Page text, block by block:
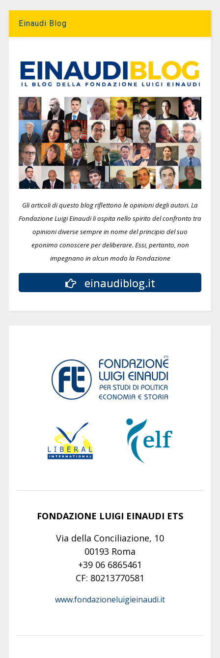
Einaudi Blog
Gli articoli di questo blog riflettono le opinioni degli autori. La
Fondazione Luigi Einaudi li ospita nello spirito del confronto tra
opinioni diverse sempre in nome del principio del suo
eponimo conoscere per deliberare. Essi, pertanto, non
impegnano in alcun modo la Fondazione
einaudiblog.it
FONDAZIONE LUIGI EINAUDI ETS
Via della Conciliazione, 10
00193 Roma
+39 06 6865461
CF: 80213770581
www.fondazioneluigieinaudi.it